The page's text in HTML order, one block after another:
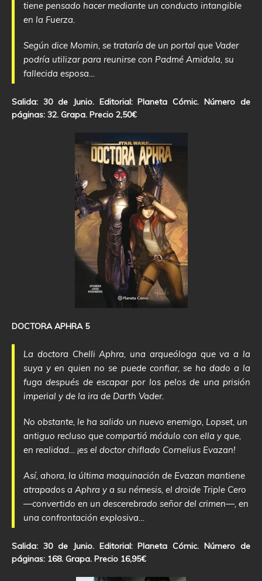
tiene pensado hacer mediante un conducto intangible
en la Fuerza.
Según dice Momin, se trataría de un portal que Vader
podría utilizar para reunirse con Padmé Amidala, su
fallecida esposa…
Salida: 30 de Junio. Editorial: Planeta Cómic. Número de
páginas: 32. Grapa. Precio 2,50€
DOCTORA APHRA 5
La doctora Chelli Aphra, una arqueóloga que va a la
suya y en quien no se puede confiar, se ha dado a la
fuga después de escapar por los pelos de una prisión
imperial y de la ira de Darth Vader.
No obstante, le ha salido un nuevo enemigo, Lopset, un
antiguo recluso que compartió módulo con ella y que,
en realidad… ¡es el doctor chiflado Cornelius Evazan!
Así, ahora, la última maquinación de Evazan mantiene
atrapados a Aphra y a su némesis, el droide Triple Cero
―convertido en un descerebrado señor del crimen―, en
una confrontación explosiva…
Salida: 30 de Junio. Editorial: Planeta Cómic. Número de
páginas: 168. Grapa. Precio 16,95€